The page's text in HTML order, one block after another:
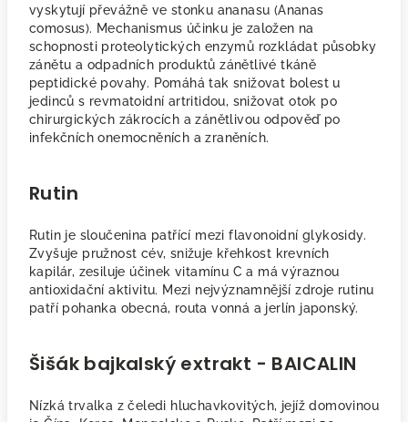
vyskytují převážně ve stonku ananasu (Ananas
comosus). Mechanismus účinku je založen na
schopnosti proteolytických enzymů rozkládat působky
zánětu a odpadních produktů zánětlivé tkáně
peptidické povahy. Pomáhá tak snižovat bolest u
jedinců s revmatoidní artritidou, snižovat otok po
chirurgických zákrocích a zánětlivou odpověď po
infekčních onemocněních a zraněních.
Rutin
Rutin je sloučenina patřící mezi flavonoidní glykosidy.
Zvyšuje pružnost cév, snižuje křehkost krevních
kapilár, zesiluje účinek vitamínu C a má výraznou
antioxidační aktivitu. Mezi nejvýznamnější zdroje rutinu
patří pohanka obecná, routa vonná a jerlín japonský.
Šišák bajkalský extrakt - BAICALIN
Nízká trvalka z čeledi hluchavkovitých, jejíž domovinou